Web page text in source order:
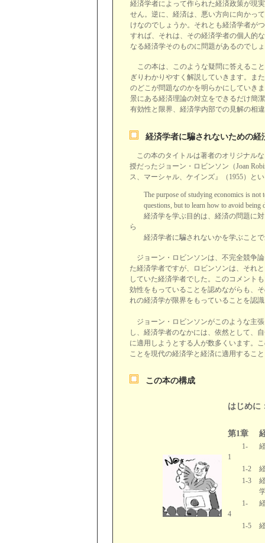
経済学者によって作られた経済政策が現
せん。逆に、経済は、悪い方向に向かっ
けなのでしょうか。それとも経済学者が
すれば、それは、その経済学者の個人的
なる経済学そのものに問題があるのでし
この本は、このような疑問に答えるこ
ぎりわかりやすく解説していきます。ま
のどこが問題なのかを明らかにしていき
景にある経済理論の対立をできるだけ簡
有効性と限界、経済学内部での見解の相
経済学者に騙されないための経
この本のタイトルは著者のオリジナル
授だったジョーン・ロビンソン（Joan
ス、マーシャル、ケインズ』（1955）と
The purpose of studying economics is not
questions, but to learn how to avoid being
経済学を学ぶ目的は、経済の問題に対
ら
経済学者に騙されないかを学ぶことで
ジョーン・ロビンソンは、不完全競争
た経済学者ですが、ロビンソンは、それ
していた経済学者でした。このコメント
効性をもっていることを認めながらも、
れの経済学が限界をもっていることを認
ジョーン・ロビンソンがこのような主
し、経済学者のなかには、依然として、
に適用しようとする人が数多くいます。
ことを現代の経済学と経済に適用するこ
この本の構成
はじめに
第1章
1-
1
1-2
1-3
1-
4
1-5